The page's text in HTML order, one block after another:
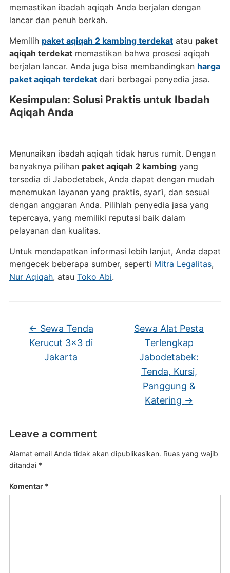
memastikan ibadah aqiqah Anda berjalan dengan
lancar dan penuh berkah.
Memilih paket aqiqah 2 kambing terdekatatau paket
aqiqah terdekatmemastikan bahwa prosesi aqiqah
berjalan lancar. Anda juga bisa membandingkan harga
paket aqiqah terdekatdari berbagai penyedia jasa.
Kesimpulan: Solusi Praktis untuk Ibadah
Aqiqah Anda
Menunaikan ibadah aqiqah tidak harus rumit. Dengan
banyaknya pilihan paket aqiqah 2 kambingyang
tersedia di Jabodetabek, Anda dapat dengan mudah
menemukan layanan yang praktis, syar’i, dan sesuai
dengan anggaran Anda. Pilihlah penyedia jasa yang
tepercaya, yang memiliki reputasi baik dalam
pelayanan dan kualitas.
Untuk mendapatkan informasi lebih lanjut, Anda dapat
mengecek beberapa sumber, seperti Mitra Legalitas,
Nur Aqiqah, atau Toko Abi.
← Sewa Tenda
Kerucut 3×3 di
Jakarta
Sewa Alat Pesta
Terlengkap
Jabodetabek:
Tenda, Kursi,
Panggung &
Katering →
Leave a comment
Alamat email Anda tidak akan dipublikasikan. Ruas yang wajib
ditandai *
Komentar *